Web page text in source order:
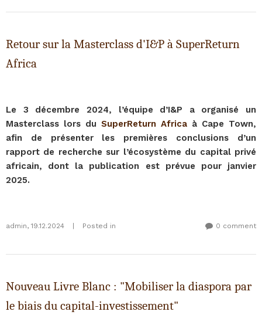
Retour sur la Masterclass d'I&P à SuperReturn
Africa
Le 3 décembre 2024, l’équipe d’I&P a organisé un
Masterclass lors du SuperReturn Africa à Cape Town,
afin de présenter les premières conclusions d’un
rapport de recherche sur l’écosystème du capital privé
africain, dont la publication est prévue pour janvier
2025.
admin, 19.12.2024 Posted in 0 comment
Nouveau Livre Blanc : "Mobiliser la diaspora par
le biais du capital-investissement"